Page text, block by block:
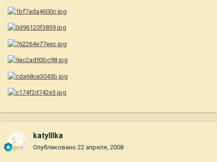
katylllka
Опубликовано 22 апреля, 2008